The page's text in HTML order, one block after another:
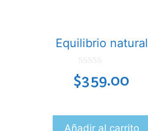
Equilibrio natural
d
e
$359.00
Añadir al carrito